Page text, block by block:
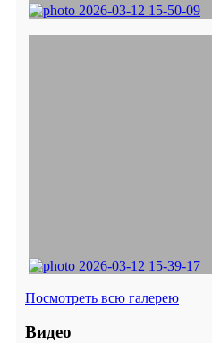
Посмотреть всю галерею
Видео